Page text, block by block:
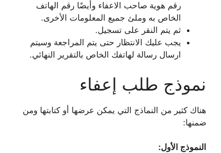
رقم هوية صاحب الاعفاء وأيضًا رقم الهاتف
الخاص به وملئ جميع المعلومات الأخرى.
ثم يتم النقر على تسجيل.
يجب عليك الانتظار حتى يتم المراجعة وسيتم
ارسال رسالة لهاتفك الخاص بالتقرير النهائي.
نموذج طلب إعفاء
هناك كثير من النماذج التي يمكن عرضها أو كتابتها ومن
ضمنها:
النموذج الأول: